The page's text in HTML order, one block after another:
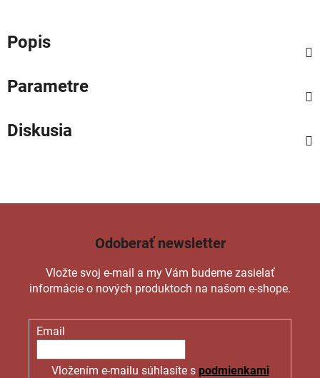
Popis
Parametre
Diskusia
Odoberať newsletter
Vložte svoj e-mail a my Vám budeme zasielať
informácie o nových produktoch na našom e-shope.
Email
Vložením e-mailu súhlasíte s podmienkami